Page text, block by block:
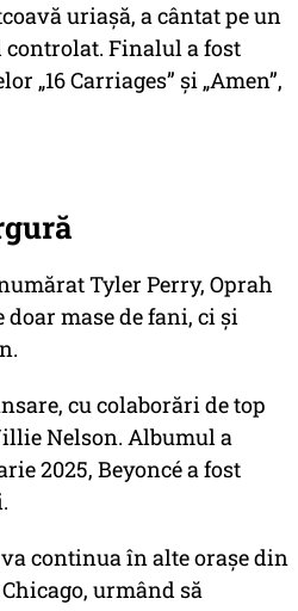
uriașă, a cântat pe un
Finalul a fost
„16 Carriages” și „Amen”,
Tyler Perry, Oprah
mase de fani, ci și
cu colaborări de top
Nelson. Albumul a
2025, Beyoncé a fost
continua în alte orașe din
urmând să